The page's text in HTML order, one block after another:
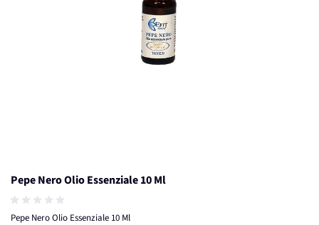
Pepe Nero Olio Essenziale 10 Ml
Pepe Nero Olio Essenziale 10 Ml